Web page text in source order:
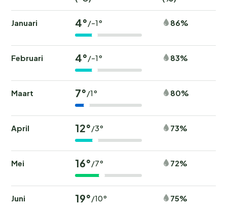
Januari 4°/-1° 86%
Februari 4°/-1° 83%
Maart 7°/1° 80%
April 12°/3° 73%
Mei 16°/7° 72%
Juni 19°/10° 75%